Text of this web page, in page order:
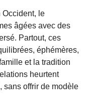
Occident, le
âgées avec des
Partout, ces
éphémères,
et la tradition
heurtent
sans offrir de modèle